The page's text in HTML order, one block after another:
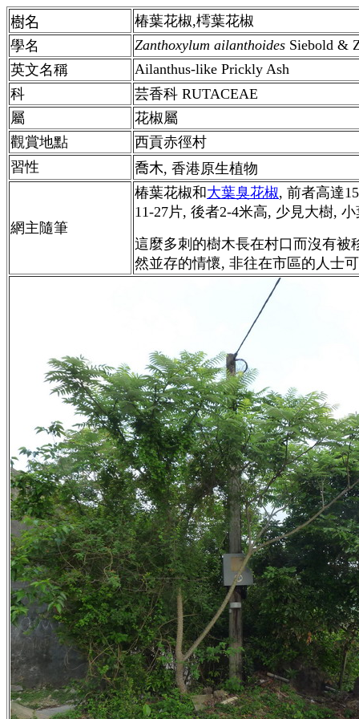
樹名
椿葉花椒,樗葉花椒
學名
Zanthoxylum ailanthoides Siebold &
英文名稱
Ailanthus-like Prickly Ash
科
芸香科 RUTACEAE
屬
花椒屬
觀賞地點
西貢赤徑村
習性
喬木, 香港原生植物
網主隨筆
椿葉花椒和大葉臭花椒, 前者高達
11-27片, 後者2-4米高, 少見大樹,
這麼多刺的樹木長在村口而沒有被
然並存的情懷, 非往在市區的人士